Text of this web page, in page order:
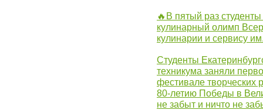
🔥В пятый раз
кулинарный олимп
кулинарии и сервису
Студенты
техникума заняли
фестивале
80-летию Победы в
не забыт и ничто не